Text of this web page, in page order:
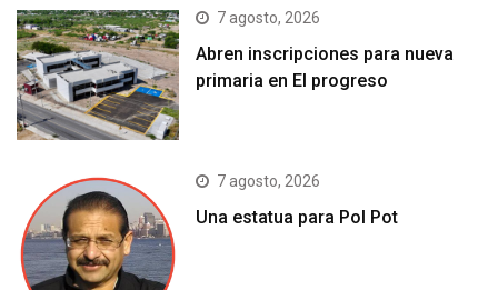
7 agosto, 2026
Abren inscripciones para nueva
primaria en El progreso
7 agosto, 2026
Una estatua para Pol Pot